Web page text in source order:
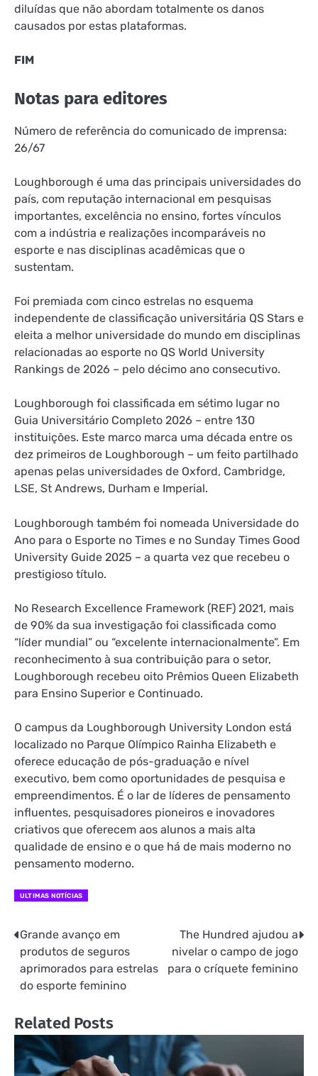
diluídas que não abordam totalmente os danos
causados ​​por estas plataformas.
FIM
Notas para editores
Número de referência do comunicado de imprensa:
26/67
Loughborough é uma das principais universidades do
país, com reputação internacional em pesquisas
importantes, excelência no ensino, fortes vínculos
com a indústria e realizações incomparáveis ​​no
esporte e nas disciplinas acadêmicas que o
sustentam.
Foi premiada com cinco estrelas no esquema
independente de classificação universitária QS Stars e
eleita a melhor universidade do mundo em disciplinas
relacionadas ao esporte no QS World University
Rankings de 2026 – pelo décimo ano consecutivo.
Loughborough foi classificada em sétimo lugar no
Guia Universitário Completo 2026 – entre 130
instituições. Este marco marca uma década entre os
dez primeiros de Loughborough – um feito partilhado
apenas pelas universidades de Oxford, Cambridge,
LSE, St Andrews, Durham e Imperial.
Loughborough também foi nomeada Universidade do
Ano para o Esporte no Times e no Sunday Times Good
University Guide 2025 – a quarta vez que recebeu o
prestigioso título.
No Research Excellence Framework (REF) 2021, mais
de 90% da sua investigação foi classificada como
“líder mundial” ou “excelente internacionalmente”. Em
reconhecimento à sua contribuição para o setor,
Loughborough recebeu oito Prêmios Queen Elizabeth
para Ensino Superior e Continuado.
O campus da Loughborough University London está
localizado no Parque Olímpico Rainha Elizabeth e
oferece educação de pós-graduação e nível
executivo, bem como oportunidades de pesquisa e
empreendimentos. É o lar de líderes de pensamento
influentes, pesquisadores pioneiros e inovadores
criativos que oferecem aos alunos a mais alta
qualidade de ensino e o que há de mais moderno no
pensamento moderno.
ULTIMAS NOTÍCIAS
Navegação
de
Post
Grande avanço em
produtos de seguros
aprimorados para estrelas
do esporte feminino
The Hundred ajudou a
nivelar o campo de jogo
para o críquete feminino
Related Posts